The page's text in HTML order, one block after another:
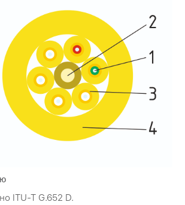
ITU-T G.652 D.